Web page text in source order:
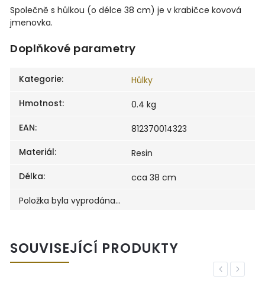
Společně s hůlkou (o délce 38 cm) je v krabičce kovová
jmenovka.
Doplňkové parametry
Kategorie:
Hůlky
Hmotnost:
0.4 kg
EAN:
812370014323
Materiál:
Resin
Délka:
cca 38 cm
Položka byla vyprodána…
SOUVISEJÍCÍ PRODUKTY
Previous
Next